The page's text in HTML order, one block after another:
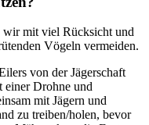
wir mit viel Rücksicht und
Vögeln vermeiden.
von der Jägerschaft
einer Drohne und
mit Jägern und
zu treiben/holen, bevor